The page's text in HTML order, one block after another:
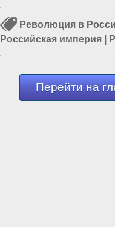
Революция в
Российская империя
Россия и Евразия|
Перейти на